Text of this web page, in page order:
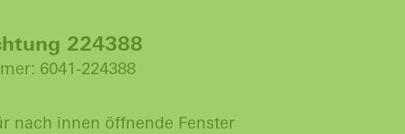
224388
6041-224388
nach innen öffnende Fenster